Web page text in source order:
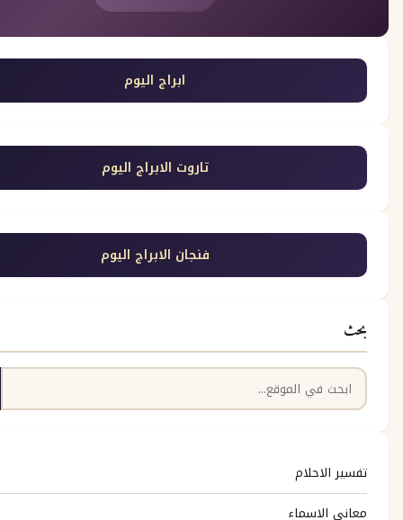
تاروت الابراج اليوم
فنجان الابراج اليوم